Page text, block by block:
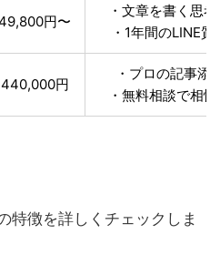
円〜
・文章を書く思
・1年間のLINE
440,000円
・プロの記事添
・無料相談で相
特徴を詳しくチェックしま